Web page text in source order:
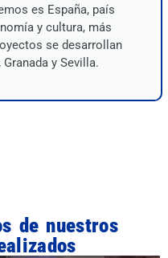
es España, país
y cultura, más
se desarrollan
y Sevilla.
de nuestros